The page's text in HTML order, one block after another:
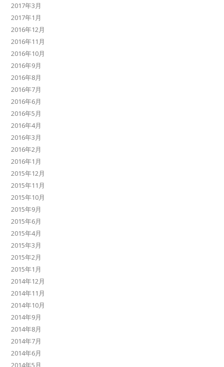
2017年3月
2017年1月
2016年12月
2016年11月
2016年10月
2016年9月
2016年8月
2016年7月
2016年6月
2016年5月
2016年4月
2016年3月
2016年2月
2016年1月
2015年12月
2015年11月
2015年10月
2015年9月
2015年6月
2015年4月
2015年3月
2015年2月
2015年1月
2014年12月
2014年11月
2014年10月
2014年9月
2014年8月
2014年7月
2014年6月
2014年5月